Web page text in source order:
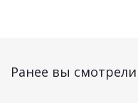
Ранее вы смотрели